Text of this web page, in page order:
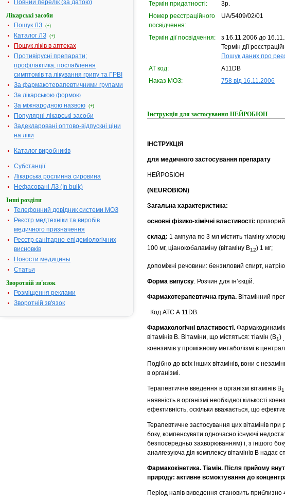
Повний перелік (за датою)
Лікарські засоби
Пошук ЛЗ (+)
Каталог ЛЗ (+)
Пошук ліків в аптеках
Противірусні препарати;
профілактика, послаблення
симптомів та лікування грипу та ГРВІ
За фармакотерапевтичними групами
За лікарською формою
За міжнародною назвою (+)
Популярні лікарські засоби
Задекларовані оптово-відпускні ціни
на ліки
Каталог виробників
Субстанції
Лікарська рослинна сировина
Нефасовані ЛЗ (In bulk)
Інші розділи
Телефонний довідник системи МОЗ
Реєстр медтехніки та виробів
медичного призначення
Реєстр санітарно-епідеміологічних
висновків
Новости медицины
Статьи
Зворотній зв'язок
Розміщення реклами
Зворотній зв'язок
Термін придатності:
3р.
Номер реєстраційного
посвідчення:
UA/5409/02/01
Термін дії посвідчення:
з 16.11.2006 до
Термін дії
Пошук даних про
АТ код:
А11DB
Наказ МОЗ:
758 від 16.11.2006
Інструкція для застосування НЕЙРОБІОН
ІНСТРУКЦІЯ
для медичного застосування препарату
НЕЙРОБІОН
(NEUROBION)
Загальна характеристика:
основні фізико-хімічні властивості:
склад: 1 ампула по 3 мл містить тіаміну
100 мг, ціанокобаламіну (вітаміну В12) 1 мг;
допоміжні речовини: бензиловий спирт, натрію
Форма випуску . Розчин для ін’єкцій.
Фармакотерапевтична група. Вітамінний
Код АТС А 11DB.
Фармакологічні властивості.
вітамінів В. Вітаміни, що містяться: тіамін (В1)
коензимів у проміжному метаболізмі в
Подібно до всіх інших вітамінів, вони є
в організмі.
Терапевтичне введення в організм вітамінів В1
наявність в організмі необхідної кількості
ефективність, оскільки вважається, що
Терапевтичне застосування цих вітамінів
боку, компенсувати одночасно існуючі
безпосередньо захворюванням) і, з іншого
аналгезуюча дія комплексу вітамінів В надає
Фармакокінетика. Тіамін. Після прийому
природу: активне всмоктування до
Період напів виведення становить приблизно